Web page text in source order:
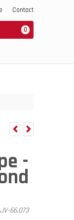
Contact
0
-
JV-66.073